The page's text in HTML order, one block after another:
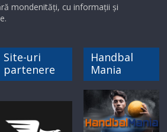
mondenități, cu informații și
Site-uri
partenere
Handbal
Mania